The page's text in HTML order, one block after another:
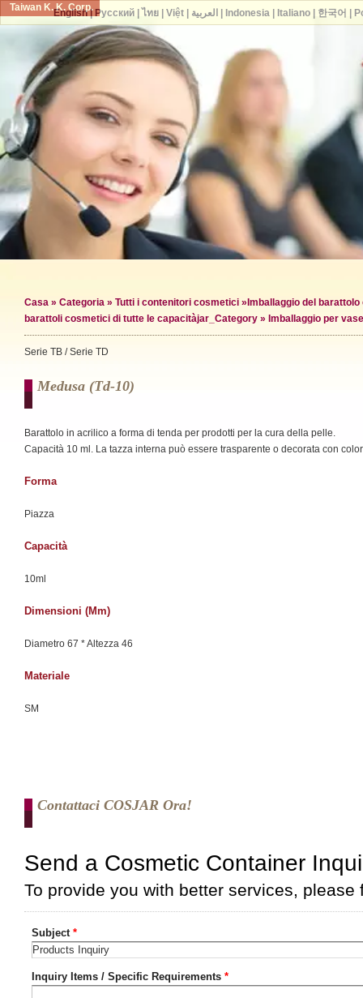
Taiwan K. K. Corp.
Casa » Categoria » Tutti i contenitori cosmetici » Imballaggio del
barattoli cosmetici di tutte le capacitàjar_Category » Imballaggio per
Serie TB / Serie TD
Medusa (td-10)
Barattolo in acrilico a forma di tenda per prodotti per la cura della pelle.
Capacità 10 ml. La tazza interna può essere trasparente o decorata con
Forma
Piazza
Capacità
10ml
Dimensioni (mm)
Diametro 67 * Altezza 46
Materiale
SM
Contattaci COSJAR Ora!
English| Русский| ไทย| Việt| العربية Indonesia| Italiano| 한국어